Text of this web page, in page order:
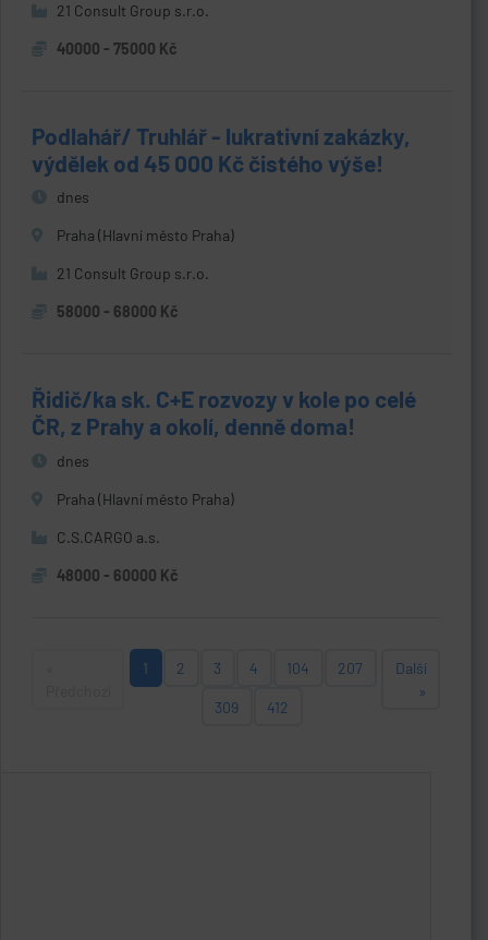
21 Consult Group s.r.o.
40000 - 75000 Kč
Podlahář/ Truhlář - lukrativní zakázky,
výdělek od 45 000 Kč čistého výše!
dnes
Praha (Hlavní město Praha)
21 Consult Group s.r.o.
58000 - 68000 Kč
Řidič/ka sk. C+E rozvozy v kole po celé
ČR, z Prahy a okolí, denně doma!
dnes
Praha (Hlavní město Praha)
C.S.CARGO a.s.
48000 - 60000 Kč
1 2 3 4 104 207
309 412
Další
»